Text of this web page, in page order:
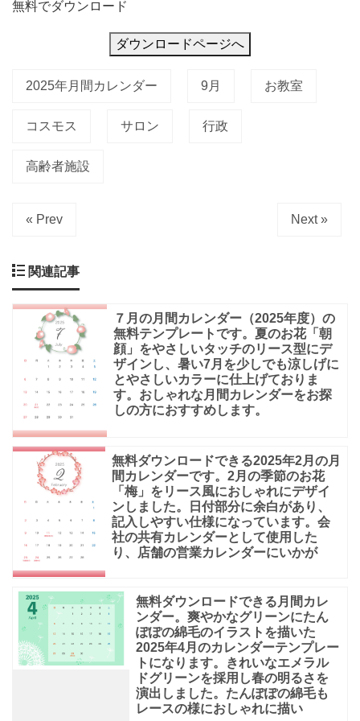
無料でダウンロード
ダウンロードページへ
2025年月間カレンダー 9月 お教室
コスモス サロン 行政
高齢者施設
« Prev Next »
関連記事
７月の月間カレンダー（2025年度）の
無料テンプレートです。夏のお花「朝
顔」をやさしいタッチのリース型にデ
ザインし、暑い7月を少しでも涼しげに
とやさしいカラーに仕上げておりま
す。おしゃれな月間カレンダーをお探
しの方におすすめします。
無料ダウンロードできる2025年2月の月
間カレンダーです。2月の季節のお花
「梅」をリース風におしゃれにデザイ
ンしました。日付部分に余白があり、
記入しやすい仕様になっています。会
社の共有カレンダーとして使用した
り、店舗の営業カレンダーにいかが
無料ダウンロードできる月間カレ
ンダー。爽やかなグリーンにたん
ぽぽの綿毛のイラストを描いた
2025年4月のカレンダーテンプレー
トになります。きれいなエメラル
ドグリーンを採用し春の明るさを
演出しました。たんぽぽの綿毛も
レースの様におしゃれに描い